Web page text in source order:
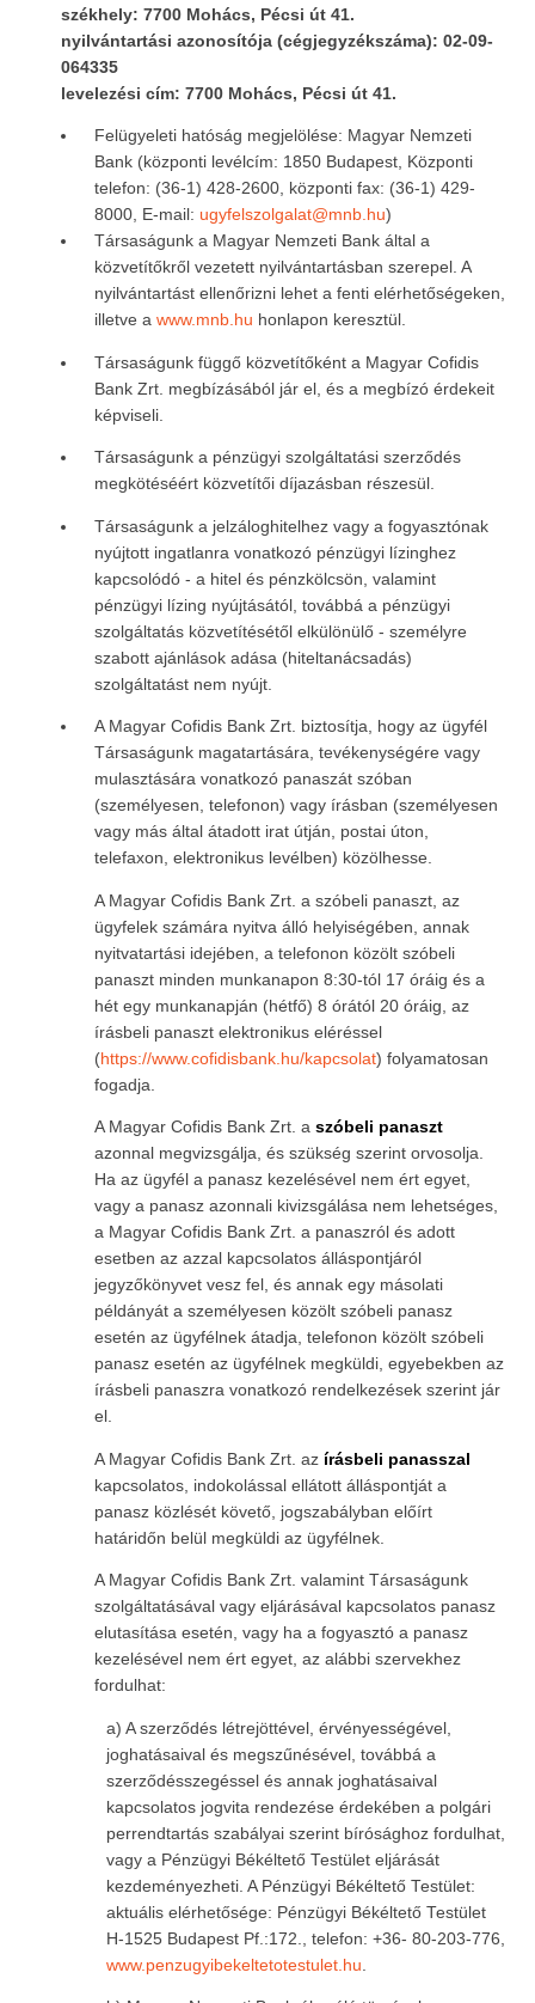
székhely: 7700 Mohács, Pécsi út 41.
nyilvántartási azonosítója (cégjegyzékszáma): 02-09-
064335
levelezési cím: 7700 Mohács, Pécsi út 41.
Felügyeleti hatóság megjelölése: Magyar Nemzeti
Bank (központi levélcím: 1850 Budapest, Központi
telefon: (36-1) 428-2600, központi fax: (36-1) 429-
8000, E-mail: ugyfelszolgalat@mnb.hu)
Társaságunk a Magyar Nemzeti Bank által a
közvetítőkről vezetett nyilvántartásban szerepel. A
nyilvántartást ellenőrizni lehet a fenti elérhetőségeken,
illetve a www.mnb.hu honlapon keresztül.
Társaságunk függő közvetítőként a Magyar Cofidis
Bank Zrt. megbízásából jár el, és a megbízó érdekeit
képviseli.
Társaságunk a pénzügyi szolgáltatási szerződés
megkötéséért közvetítői díjazásban részesül.
Társaságunk a jelzáloghitelhez vagy a fogyasztónak
nyújtott ingatlanra vonatkozó pénzügyi lízinghez
kapcsolódó - a hitel és pénzkölcsön, valamint
pénzügyi lízing nyújtásától, továbbá a pénzügyi
szolgáltatás közvetítésétől elkülönülő - személyre
szabott ajánlások adása (hiteltanácsadás)
szolgáltatást nem nyújt.
A Magyar Cofidis Bank Zrt. biztosítja, hogy az ügyfél
Társaságunk magatartására, tevékenységére vagy
mulasztására vonatkozó panaszát szóban
(személyesen, telefonon) vagy írásban (személyesen
vagy más által átadott irat útján, postai úton,
telefaxon, elektronikus levélben) közölhesse.
A Magyar Cofidis Bank Zrt. a szóbeli panaszt, az
ügyfelek számára nyitva álló helyiségében, annak
nyitvatartási idejében, a telefonon közölt szóbeli
panaszt minden munkanapon 8:30-tól 17 óráig és a
hét egy munkanapján (hétfő) 8 órától 20 óráig, az
írásbeli panaszt elektronikus eléréssel
(https://www.cofidisbank.hu/kapcsolat) folyamatosan
fogadja.
A Magyar Cofidis Bank Zrt. a szóbeli panaszt
azonnal megvizsgálja, és szükség szerint orvosolja.
Ha az ügyfél a panasz kezelésével nem ért egyet,
vagy a panasz azonnali kivizsgálása nem lehetséges,
a Magyar Cofidis Bank Zrt. a panaszról és adott
esetben az azzal kapcsolatos álláspontjáról
jegyzőkönyvet vesz fel, és annak egy másolati
példányát a személyesen közölt szóbeli panasz
esetén az ügyfélnek átadja, telefonon közölt szóbeli
panasz esetén az ügyfélnek megküldi, egyebekben az
írásbeli panaszra vonatkozó rendelkezések szerint jár
el.
A Magyar Cofidis Bank Zrt. az írásbeli panasszal
kapcsolatos, indokolással ellátott álláspontját a
panasz közlését követő, jogszabályban előírt
határidőn belül megküldi az ügyfélnek.
A Magyar Cofidis Bank Zrt. valamint Társaságunk
szolgáltatásával vagy eljárásával kapcsolatos panasz
elutasítása esetén, vagy ha a fogyasztó a panasz
kezelésével nem ért egyet, az alábbi szervekhez
fordulhat:
a) A szerződés létrejöttével, érvényességével,
joghatásaival és megszűnésével, továbbá a
szerződésszegéssel és annak joghatásaival
kapcsolatos jogvita rendezése érdekében a polgári
perrendtartás szabályai szerint bírósághoz fordulhat,
vagy a Pénzügyi Békéltető Testület eljárását
kezdeményezheti. A Pénzügyi Békéltető Testület:
aktuális elérhetősége: Pénzügyi Békéltető Testület
H-1525 Budapest Pf.:172., telefon: +36- 80-203-776,
www.penzugyibekeltetotestulet.hu